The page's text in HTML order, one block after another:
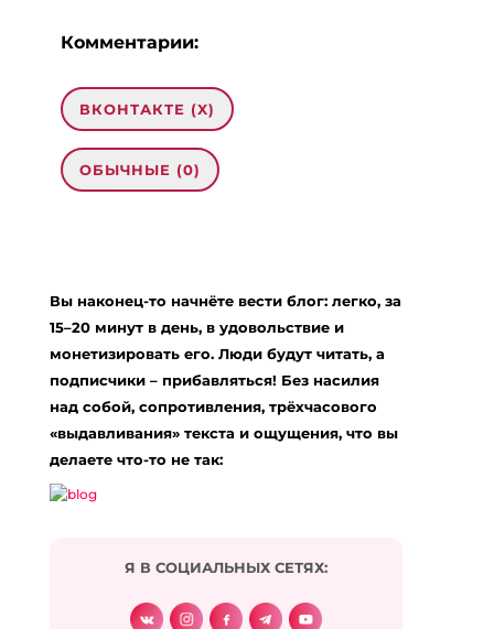
Комментарии:
ВКОНТАКТЕ (X)
ОБЫЧНЫЕ (0)
Обязательные поля помечены*
Подписаться на комментарии по e-mail
Вы наконец-то начнёте вести блог: легко, за
15–20 минут в день, в удовольствие и
монетизировать его. Люди будут читать, а
подписчики – прибавляться! Без насилия
над собой, сопротивления, трёхчасового
«выдавливания» текста и ощущения, что вы
делаете что-то не так:
Я В СОЦИАЛЬНЫХ СЕТЯХ: